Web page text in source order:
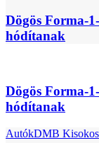
Dögös Forma-
hódítanak
Dögös Forma-
hódítanak
AutókDMB Kisokos